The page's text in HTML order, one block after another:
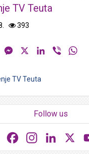
TV Teuta
393
FacebookMessengerLinkedIn
Viber
TV Teuta
Follow us
FacebookInstagramLinkedIn